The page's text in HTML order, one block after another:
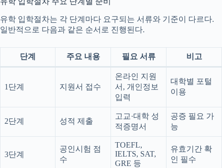
유학 입학절차는 각 단계마다 요구되는 서류와 기준이 다르다.
일반적으로 다음과 같은 순서로 진행된다.
단계 주요 내용 필요 서류 비고
1단계 지원서 접수
온라인 지원
서, 개인정보
입력
대학별 포털
이용
2단계 성적 제출
고교·대학 성
적증명서
공증 필요 가
능
3단계
공인시험 점
수
TOEFL,
IELTS, SAT,
GRE 등
유효기간 확
인 필수